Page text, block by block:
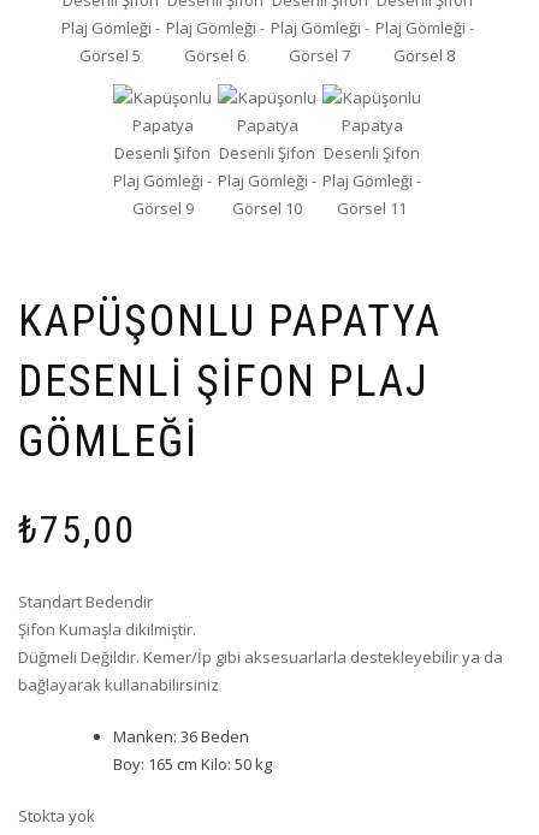
KAPÜŞONLU PAPATYA
DESENLI ŞIFON PLAJ
GÖMLEĞI
₺75,00
Standart Bedendir
Şifon Kumaşla dikilmiştir.
Düğmeli Değildir. Kemer/İp gibi aksesuarlarla destekleyebilir ya da
bağlayarak kullanabilirsiniz
Manken: 36 Beden
Boy: 165 cm Kilo: 50 kg
Stokta yok